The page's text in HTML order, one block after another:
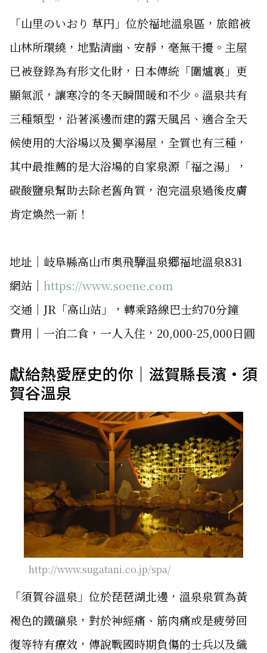
「山里のいおり 草円」位於福地溫泉區，旅館被
山林所環繞，地點清幽、安靜，毫無干擾。主屋
已被登錄為有形文化財，日本傳統「圍爐裏」更
顯氣派，讓寒冷的冬天瞬間暖和不少。溫泉共有
三種類型，沿著溪邊而建的露天風呂、適合全天
候使用的大浴場以及獨享湯屋，全質也有三種，
其中最推薦的是大浴場的自家泉源「福之湯」，
碳酸鹽泉幫助去除老舊角質，泡完溫泉過後皮膚
肯定煥然一新！
地址│岐阜縣高山市奥飛騨温泉郷福地溫泉831
網站│ https://www.soene.com
交通│JR「高山站」，轉乘路線巴士約70分鐘
費用│一泊二食，一人入住，20,000-25,000日圓
獻給熱愛歷史的你｜滋賀縣長濱・須
賀谷溫泉
http://www.sugatani.co.jp/spa/
「須賀谷溫泉」位於琵琶湖北邊，溫泉泉質為黃
褐色的鐵礦泉，對於神經痛、筋肉痛或是疲勞回
復等特有療效，傳說戰國時期負傷的士兵以及織